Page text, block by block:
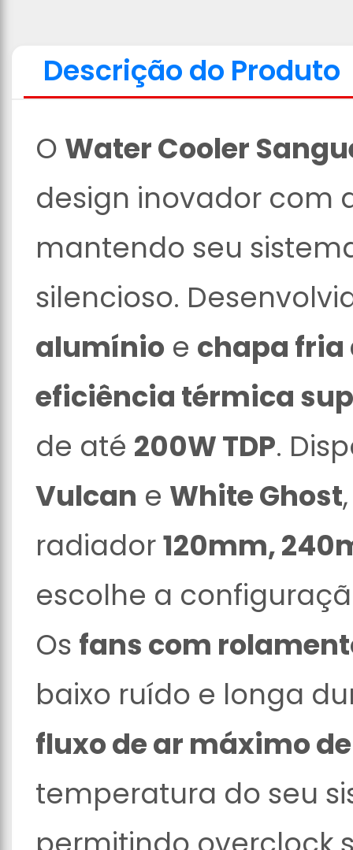
Descrição do Produto
O Water Cooler
design inovador com
mantendo seu
silencioso.
alumínio e chapa fria
eficiência térmica
de até 200W TDP.
Vulcan e White Ghost
radiador120mm,
escolhe a
Os fans com
baixo ruído e longa
fluxo de ar máximo de
temperatura do seu